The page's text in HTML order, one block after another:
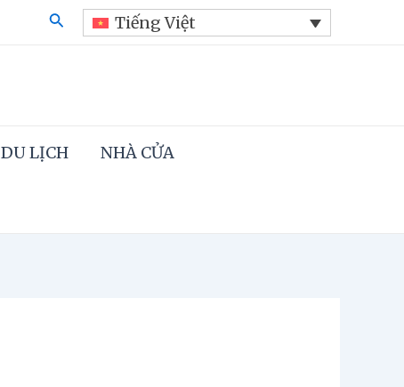
Search Tiếng Việt
DU LỊCH NHÀ CỬA